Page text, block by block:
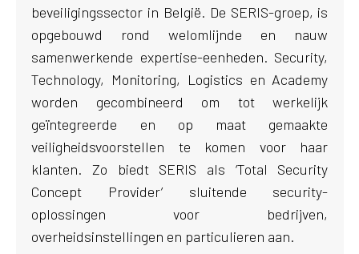
beveiligingssector in België. De SERIS-groep, is
opgebouwd rond welomlijnde en nauw
samenwerkende expertise-eenheden. Security,
Technology, Monitoring, Logistics en Academy
worden gecombineerd om tot werkelijk
geïntegreerde en op maat gemaakte
veiligheidsvoorstellen te komen voor haar
klanten. Zo biedt SERIS als ‘Total Security
Concept Provider’ sluitende security-
oplossingen voor bedrijven,
overheidsinstellingen en particulieren aan.